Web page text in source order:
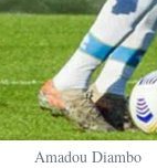
Amadou Diambo